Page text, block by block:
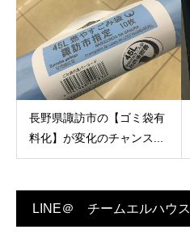
長野県諏訪市の【ゴミ袋有
料化】が変化のチャンス...
LINE＠ チームエルハウス